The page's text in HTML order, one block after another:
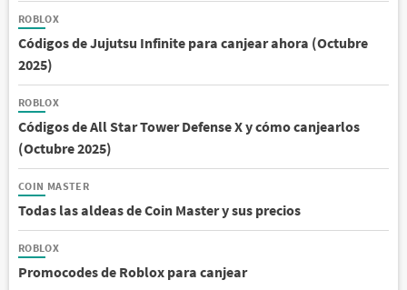
ROBLOX
Códigos de Jujutsu Infinite para canjear ahora (Octubre
2025)
ROBLOX
Códigos de All Star Tower Defense X y cómo canjearlos
(Octubre 2025)
COIN MASTER
Todas las aldeas de Coin Master y sus precios
ROBLOX
Promocodes de Roblox para canjear